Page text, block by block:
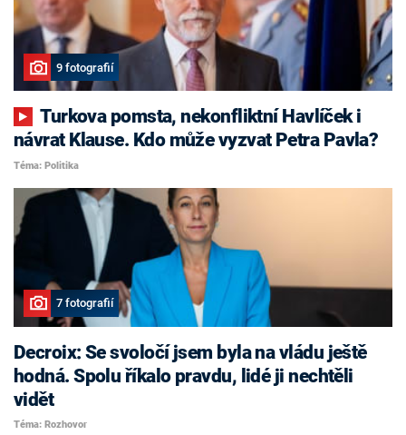
9 fotografií
Turkova pomsta, nekonfliktní Havlíček i
návrat Klause. Kdo může vyzvat Petra Pavla?
Téma: Politika
7 fotografií
Decroix: Se svoločí jsem byla na vládu ještě
hodná. Spolu říkalo pravdu, lidé ji nechtěli
vidět
Téma: Rozhovor